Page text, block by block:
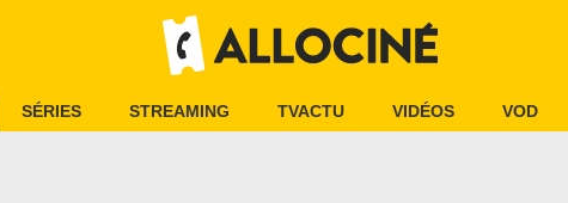
SÉRIES STREAMING TVACTU VIDÉOS VOD